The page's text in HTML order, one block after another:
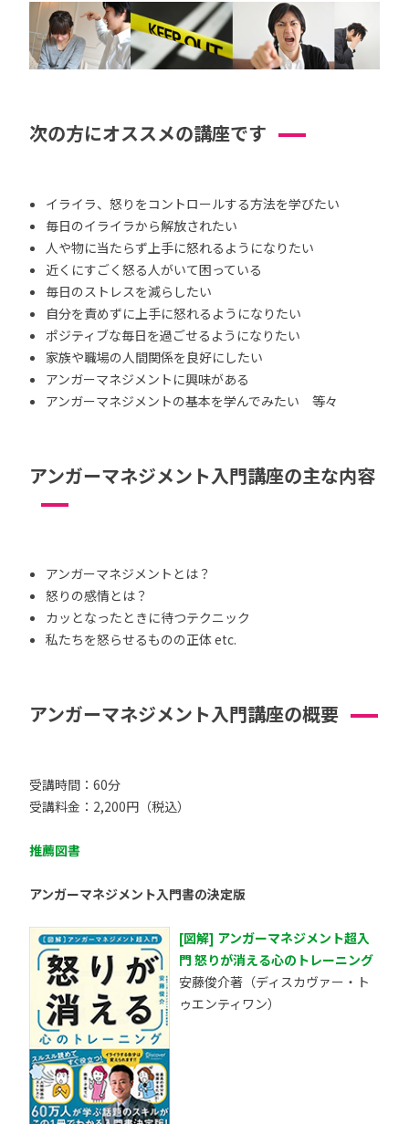
次の方にオススメの講座です
イライラ、怒りをコントロールする方法を学びたい
毎日のイライラから解放されたい
人や物に当たらず上手に怒れるようになりたい
近くにすごく怒る人がいて困っている
毎日のストレスを減らしたい
自分を責めずに上手に怒れるようになりたい
ポジティブな毎日を過ごせるようになりたい
家族や職場の人間関係を良好にしたい
アンガーマネジメントに興味がある
アンガーマネジメントの基本を学んでみたい 等々
アンガーマネジメント入門講座の主な内容
アンガーマネジメントとは？
怒りの感情とは？
カッとなったときに待つテクニック
私たちを怒らせるものの正体 etc.
アンガーマネジメント入門講座の概要
受講時間：60分
受講料金：2,200円（税込）
推薦図書
アンガーマネジメント入門書の決定版
[図解] アンガーマネジメント超入
門 怒りが消える心のトレーニング
安藤俊介著（ディスカヴァー・ト
ゥエンティワン）